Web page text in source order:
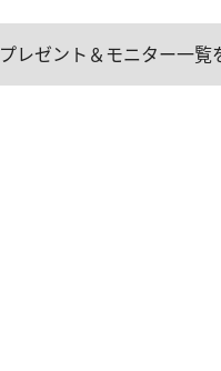
プレゼント＆モニター一覧